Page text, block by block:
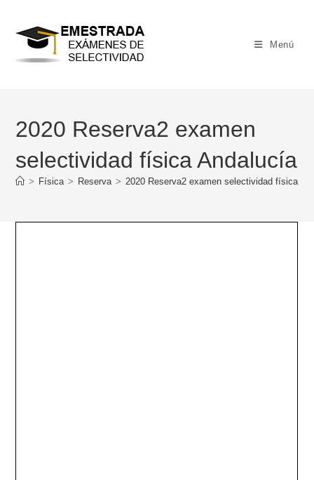
contenido
Menú
2020 Reserva2 examen
selectividad física Andalucía
> Física > Reserva > 2020 Reserva2 examen selectividad física